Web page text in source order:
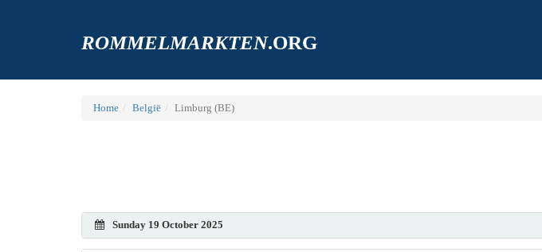
ROMMELMARKTEN.ORG
Home België Limburg (BE)
Sunday 19 October 2025